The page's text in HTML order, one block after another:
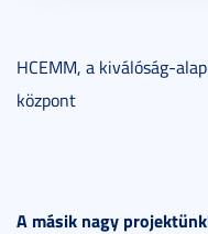
HCEMM, a kiválóság-
központ
A másik nagy